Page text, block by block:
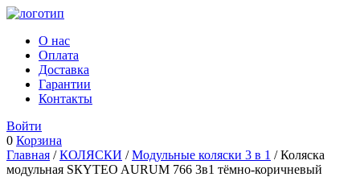
О нас
Оплата
Доставка
Гарантии
Контакты
Войти
0 Корзина
Главная /КОЛЯСКИ /Модульные коляски 3 в 1 / Коляскa
модульная SКYTЕO AURUM 766 3в1 тёмно-коричневый